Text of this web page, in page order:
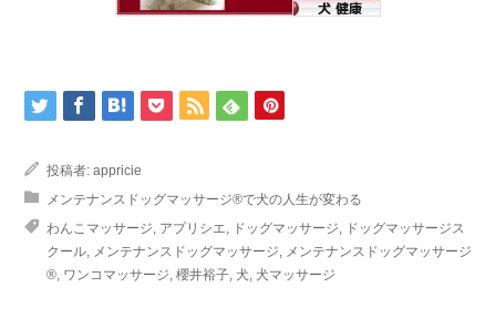
投稿者: appricie
メンテナンスドッグマッサージ®で犬の人生が変わる
わんこマッサージ, アプリシエ, ドッグマッサージ, ドッグマッサージス
クール, メンテナンスドッグマッサージ, メンテナンスドッグマッサージ
®, ワンコマッサージ, 櫻井裕子, 犬, 犬マッサージ